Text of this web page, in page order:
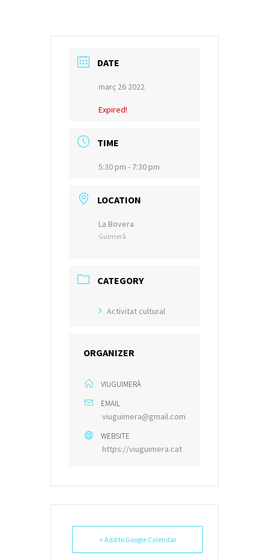
DATE
març 26 2022
Expired!
TIME
5:30 pm - 7:30 pm
LOCATION
La Bovera
Guimerà
CATEGORY
Activitat cultural
ORGANIZER
VIUGUIMERÀ
EMAIL
viuguimera@gmail.com
WEBSITE
https://viuguimera.cat
+ Add to Google Calendar